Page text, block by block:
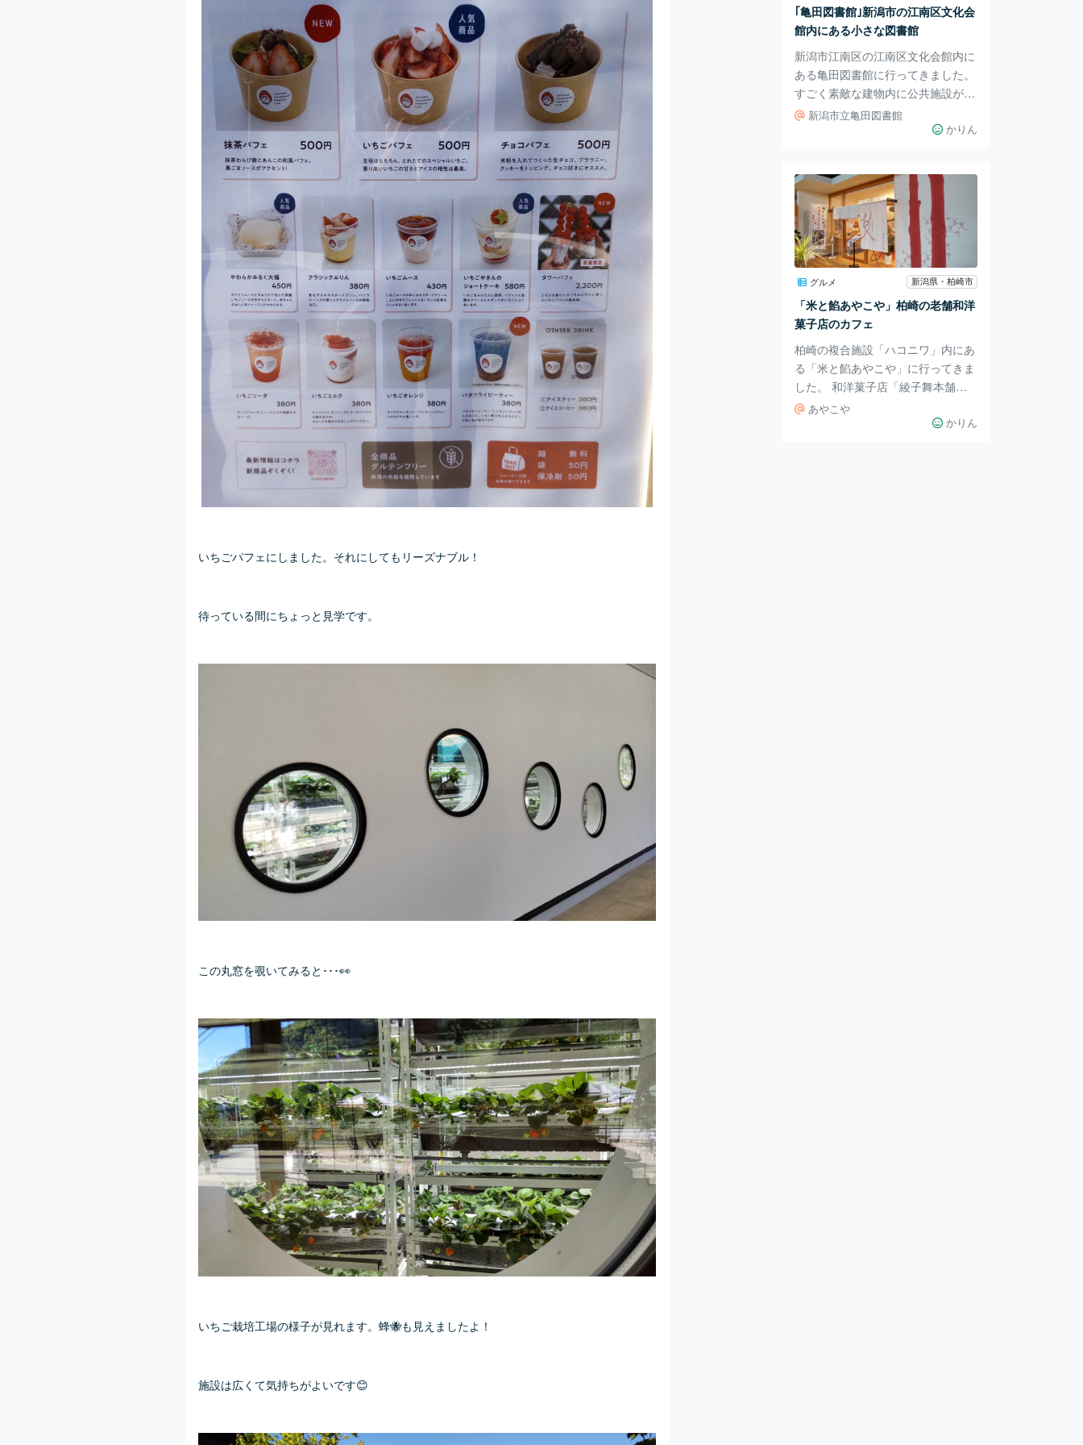
いちごパフェにしました。それにしてもリーズナブル！
待っている間にちょっと見学です。
この丸窓を覗いてみると･･･👀
いちご栽培工場の様子が見れます。蜂🐝も見えましたよ！
施設は広くて気持ちがよいです😊
でももちろん購入はできますが、お
近くの方はぜひワイ
｢亀田図書館｣新潟市の江南区文化会
館内にある小さな図書館
新潟市江南区の江南区文化会館内に
ある亀田図書館に行ってきました。
すごく素敵な建物内に公共施設が集
まっていて、亀田図書館もその一つ
です。 江南区文化会館施設内の案
な建物にびっくりしました😆。 そ
れもそのはず･･･ グッドデザイン賞
取ってました💦。 喫茶室でランチ
した後に図書館に寄ろうと向かった
のですが、こちらが図書館の外観で
す。 ランダムな蛍光灯と斜めなガ
ラス窓がなんだかおもしろい！ 入
ってみたら、ここは児童書のコーナ
ーでした。広く
新潟市立亀田図書館
かりん
グルメ 新潟県・柏崎市
「米と餡あやこや」柏崎の老舗和洋
菓子店のカフェ
柏崎の複合施設「ハコニワ」内にあ
る「米と餡あやこや」に行ってきま
した。 和洋菓子店「綾子舞本舗タ
カハシ」の和菓子やケーキのテイク
アウトができるほか、カフェもあり
あやこや
かりん